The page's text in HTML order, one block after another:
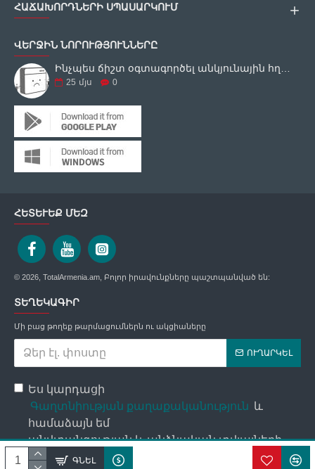
ԳՆԵԼ
ՀԱՃԱԽՈՐԴՆԵՐԻ ՍՊԱՍԱՐԿՈՒՄ
ՎԵՐՋԻՆ ՆՈՐՈՒԹՅՈՒՆՆԵՐԸ
25 մյս 0
ՀԵՏԵՒԵՔ ՄԵԶ
© 2026, TotalArmenia.am, Բոլոր իրավունքները պաշտպանված են:
ՏԵՂԵԿԱԳԻՐ
Մի բաց թողեք թարմացումներն ու ակցիաները
ՈՒՂԱՐԿԵԼ
Ես կարդացի
Գաղտնիության քաղաքականություն և
համաձայն եմ
անվտանգության և անձնական տվյալների
մշակման պայմանների հետ։